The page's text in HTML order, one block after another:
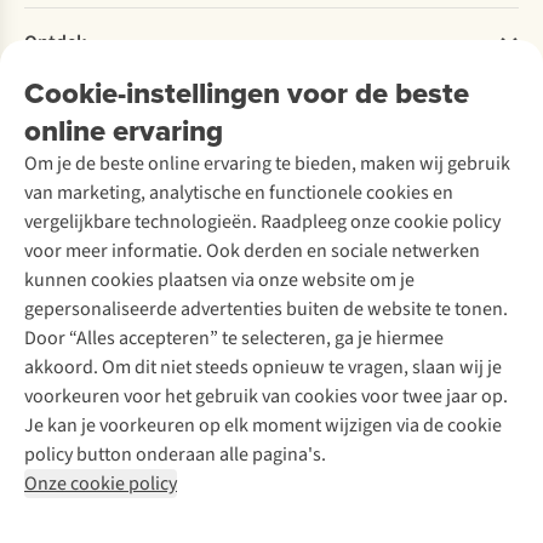
Cookie-instellingen voor de beste
online ervaring
Om je de beste online ervaring te bieden, maken wij gebruik
van marketing, analytische en functionele cookies en
vergelijkbare technologieën. Raadpleeg onze cookie policy
voor meer informatie. Ook derden en sociale netwerken
kunnen cookies plaatsen via onze website om je
gepersonaliseerde advertenties buiten de website te tonen.
Door “Alles accepteren” te selecteren, ga je hiermee
akkoord. Om dit niet steeds opnieuw te vragen, slaan wij je
voorkeuren voor het gebruik van cookies voor twee jaar op.
Je kan je voorkeuren op elk moment wijzigen via de cookie
policy button onderaan alle pagina's.
Onze cookie policy
Retourneren
Bestelling herroepen
Garantie
Contact
Verantwoord ondernemen
Over Ayacucho
Onze winkels
Over A.S.Adventure
Toegankelijkheidsverklaring
Ski-onderhoud
Wasservice
Schoenonderhoud
Schoenherstelling
Kledingherstelling
Retouches
Voor bedrijven
Ontdek
A.S.Magazine
Podcast
Explore Academy
Explore Camp
Gear Check
Inspiratie & advies
Meld je aan voor de nieuwsbrief
Follow us
Disclaimer Privacy Policy
Algemene voorwaarden
Cookie Policy